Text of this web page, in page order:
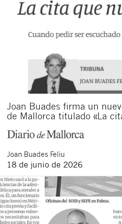
Joan Buades firma un
de Mallorca titulado «La
Joan Buades Feliu
18 de junio de 2026